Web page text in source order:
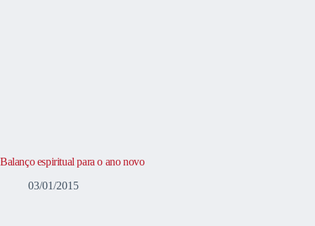
Balanço espiritual para o ano novo
03/01/2015